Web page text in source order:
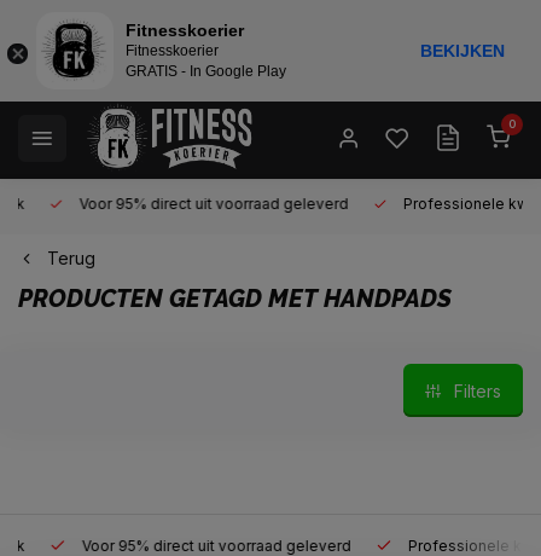
0
Voor 95% direct uit voorraad geleverd Professionele
Terug
PRODUCTEN GETAGD MET HANDPADS
Filters
Voor 95% direct uit voorraad geleverd Professionele
Fitnesskoerier
Fitnesskoerier
GRATIS - In Google Play
BEKIJKEN